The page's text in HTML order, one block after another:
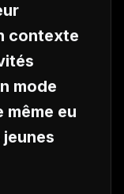
contexte
mode
eu